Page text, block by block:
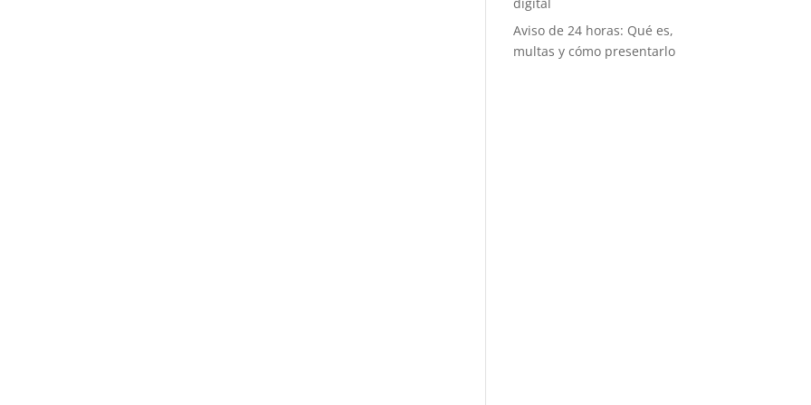
Aviso de 24 horas: Qué es,
multas y cómo presentarlo